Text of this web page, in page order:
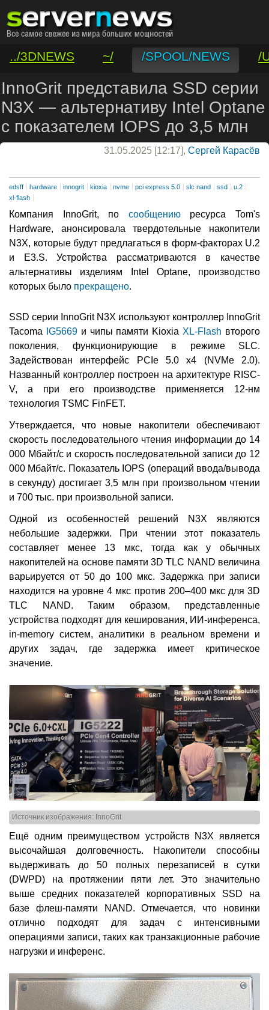
../3DNEWS ~/ /SPOOL/NEWS
/
/VAR/CONTACT
InnoGrit представила SSD серии
N3X — альтернативу Intel Optane
с показателем IOPS до 3,5 млн
31.05.2025 [12:17], Сергей Карасёв
edsff hardware innogrit kioxia nvme pci express 5.0 slc nand ssd
u.2
xl-flash
Компания InnoGrit, по сообщениюресурса Tom's
Hardware, анонсировала твердотельные накопители
N3X, которые будут предлагаться в форм-факторах U.2
и E3.S. Устройства рассматриваются в качестве
альтернативы изделиям Intel Optane, производство
которых было прекращено.
SSD серии InnoGrit N3X используют контроллер InnoGrit
Tacoma
IG5669и чипы памяти Kioxia XL-Flash второго
поколения, функционирующие в режиме SLC.
Задействован интерфейс PCIe 5.0 x4 (NVMe 2.0).
Названный контроллер построен на архитектуре RISC-
V, а при его производстве применяется 12-нм
технология TSMC FinFET.
Утверждается, что новые накопители обеспечивают
скорость последовательного чтения информации до 14
000 Мбайт/с и скорость последовательной записи до 12
000 Мбайт/с. Показатель IOPS (операций ввода/вывода
в секунду) достигает 3,5 млн при произвольном чтении
и 700 тыс. при произвольной записи.
Одной из особенностей решений N3X являются
небольшие задержки. При чтении этот показатель
составляет менее 13 мкс, тогда как у обычных
накопителей на основе памяти 3D TLC NAND величина
варьируется от 50 до 100 мкс. Задержка при записи
находится на уровне 4 мкс против 200–400 мкс для 3D
TLC NAND. Таким образом, представленные
устройства подходят для кеширования, ИИ-инференса,
in-memory систем, аналитики в реальном времени и
других задач, где задержка имеет критическое
значение.
Источник изображения: InnoGrit
Ещё одним преимуществом устройств N3X является
высочайшая долговечность. Накопители способны
выдерживать до 50 полных перезаписей в сутки
(DWPD) на протяжении пяти лет. Это значительно
выше средних показателей корпоративных SSD на
базе флеш-памяти NAND. Отмечается, что новинки
отлично подходят для задач с интенсивными
операциями записи, таких как транзакционные рабочие
нагрузки и инференс.